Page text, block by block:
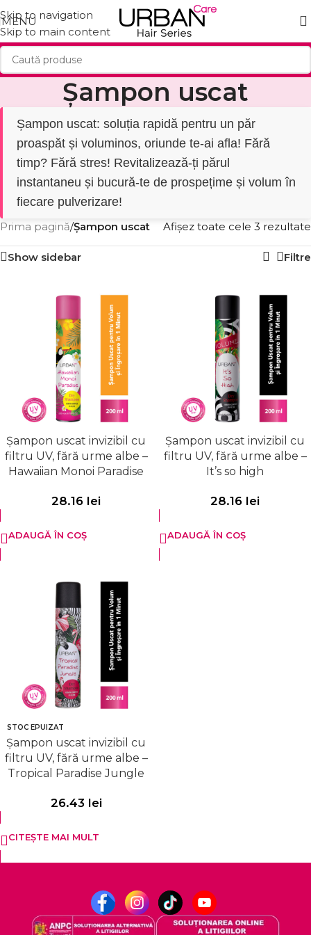
Skip to navigation
Skip to main content
MENU
Șampon uscat
Șampon uscat: soluția rapidă pentru un păr
proaspăt și voluminos, oriunde te-ai afla! Fără
timp? Fără stres! Revitalizează-ți părul
instantaneu și bucură-te de prospețime și volum în
fiecare pulverizare!
Prima pagină/Șampon uscat Afișez toate cele 3 rezultate
Show sidebar Filtre
Șampon uscat invizibil cu
filtru UV, fără urme albe –
Hawaiian Monoi Paradise
28.16 lei
ADAUGĂ ÎN COȘ
Șampon uscat invizibil cu
filtru UV, fără urme albe –
It’s so high
28.16 lei
ADAUGĂ ÎN COȘ
STOC EPUIZAT
Șampon uscat invizibil cu
filtru UV, fără urme albe –
Tropical Paradise Jungle
26.43 lei
CITEȘTE MAI MULT